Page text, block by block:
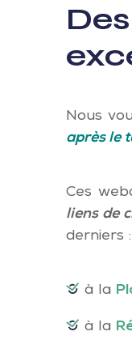
Nous
après le
Ces
liens de
derniers :
à la
à la